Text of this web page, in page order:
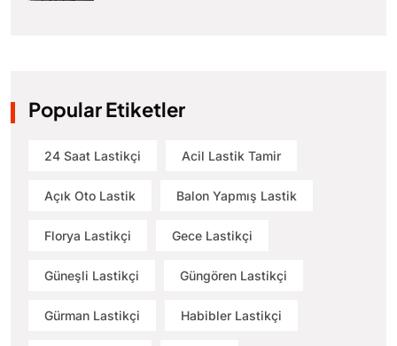
Popular Etiketler
24 Saat Lastikçi Acil Lastik Tamir
Açık Oto Lastik Balon Yapmış Lastik
Florya Lastikçi Gece Lastikçi
Güneşli Lastikçi Güngören Lastikçi
Gürman Lastikçi Habibler Lastikçi